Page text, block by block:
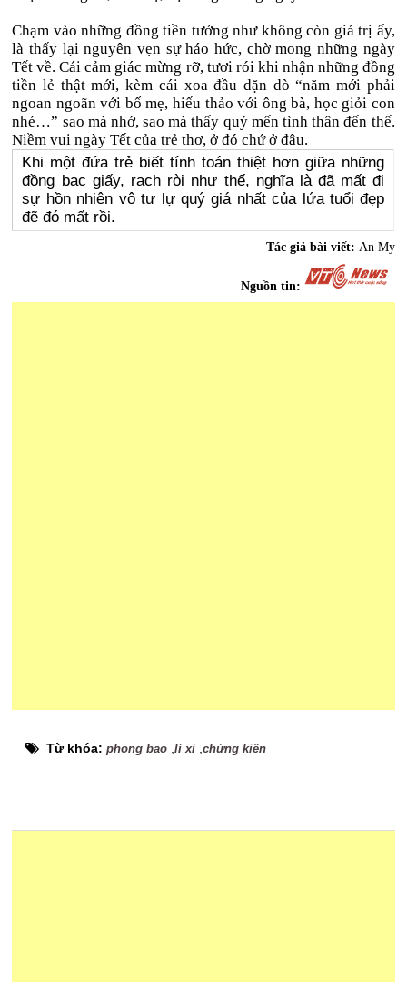
Chạm vào những đồng tiền tưởng như không còn giá trị ấy,
là thấy lại nguyên vẹn sự háo hức, chờ mong những ngày
Tết về. Cái cảm giác mừng rỡ, tươi rói khi nhận những đồng
tiền lẻ thật mới, kèm cái xoa đầu dặn dò “năm mới phải
ngoan ngoãn với bố mẹ, hiếu thảo với ông bà, học giỏi con
nhé…” sao mà nhớ, sao mà thấy quý mến tình thân đến thế.
Niềm vui ngày Tết của trẻ thơ, ở đó chứ ở đâu.
Khi một đứa trẻ biết tính toán thiệt hơn giữa những
đồng bạc giấy, rạch ròi như thế, nghĩa là đã mất đi
sự hồn nhiên vô tư lự quý giá nhất của lứa tuổi đẹp
đẽ đó mất rồi.
Tác giả bài viết: An My
Nguồn tin:
Từ khóa:phong bao ,lì xì ,chứng kiến